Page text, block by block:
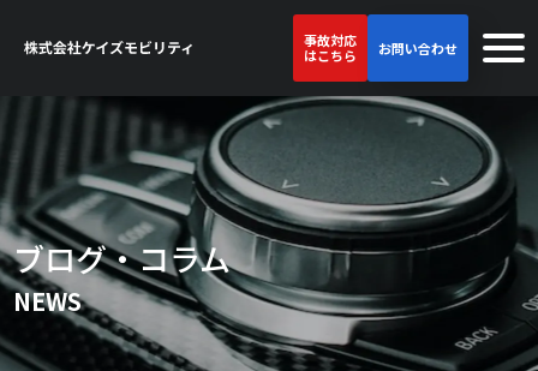
事故対応
はこちら
お問い合わせ
ブログ・コラム
NEWS